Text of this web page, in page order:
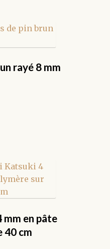
rayé 8 mm
mm en pâte
40 cm